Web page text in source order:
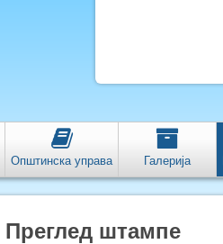
Општинска управа Галерија
Преглед штампе